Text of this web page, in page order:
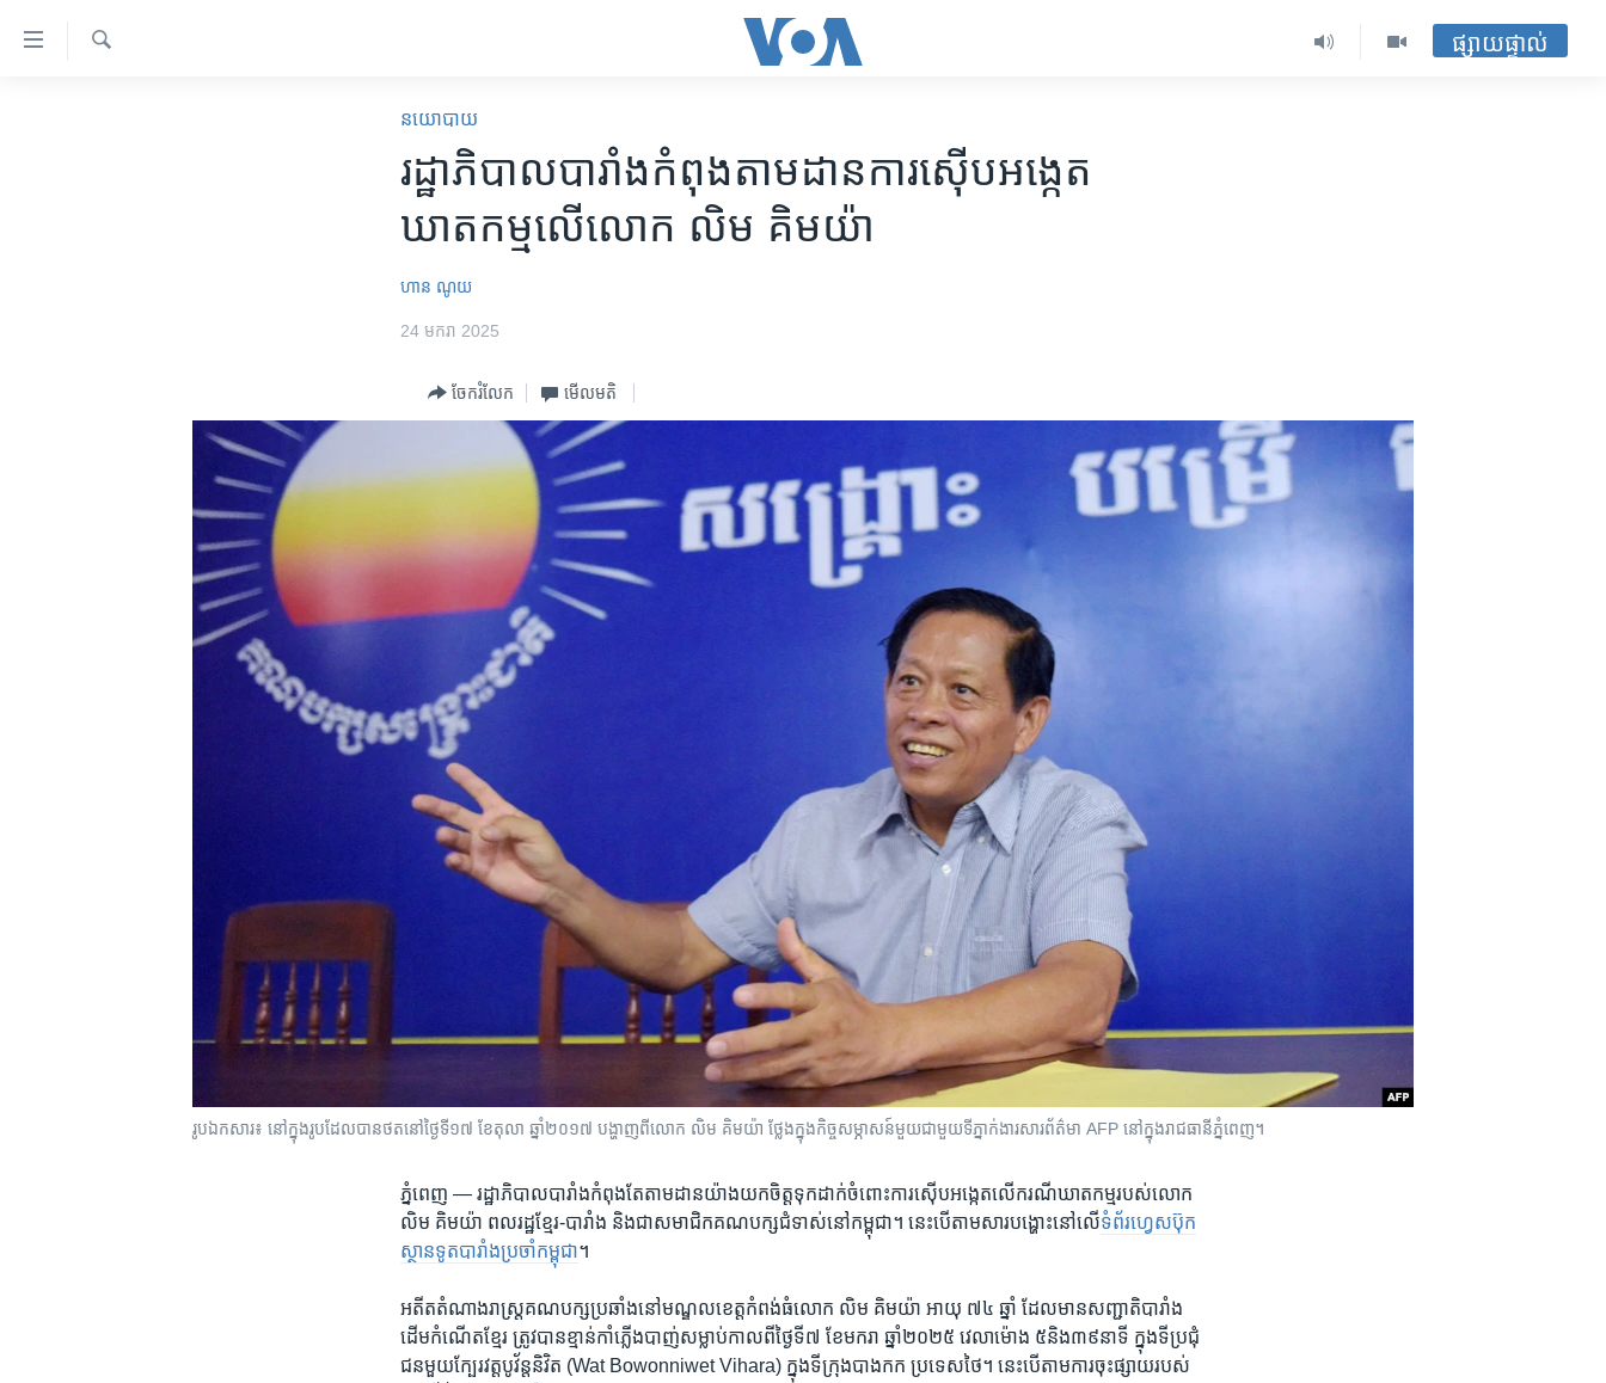
ទៅ​
ផ្សាយផ្ទាល់
នយោបាយ
រដ្ឋាភិបាល​បារាំង​កំពុង​តាមដាន​ការស៊ើបអង្កេត​
ឃាតកម្ម​លើ​លោក លិម គិមយ៉ា
ហាន ណូយ
24 មករា 2025
ចែករំលែក មើល​មតិ
រូបឯកសារ៖ នៅក្នុង​រូប​ដែល​បាន​ថត​នៅ​ថ្ងៃ​ទី​១៧ ខែ​តុលា ឆ្នាំ​២០១៧ បង្ហាញ​ពី​លោក លិម គិមយ៉ា ថ្លែង​ក្នុងកិច្ចសម្ភាសន៍​មួយ​ជាមួយ​ទីភ្នាក់ងារ​សារព័ត៌មា AFP នៅក្នុង​រាជធានី​ភ្នំពេញ។
ភ្នំពេញ —រដ្ឋាភិបាល​បារាំង​កំពុង​តែ​តាមដាន​យ៉ាង​យកចិត្ត​ទុក​ដាក់​ចំពោះ​ការ​ស៊ើប​អង្កេត​លើ​ករណី​ឃាតកម្ម​របស់​លោក ​
លិម គិមយ៉ា​ ពលរដ្ឋ​ខ្មែរ-បារាំង​ និង​ជា​សមាជិក​គណបក្ស​ជំទាស់​នៅ​កម្ពុជា។ ​នេះ​បើ​តាម​សារ​បង្ហោះ​នៅ​លើ​ទំព័រ​ហ្វេសប៊ុក​
ស្ថានទូត​បារាំង​ប្រចាំ​កម្ពុជា។​
អតីត​តំណាង​រាស្រ្ត​គណ​បក្ស​ប្រឆាំង​នៅ​មណ្ឌល​ខេត្ត​កំពង់ធំ​លោក ​លិម គិមយ៉ា ​អាយុ​ ៧៤​ ឆ្នាំ ​ដែល​មាន​សញ្ជាតិ​បារាំង​
ដើម​កំណើត​ខ្មែរ​ ត្រូវ​បាន​ខ្មាន់​កាំភ្លើង​បាញ់​សម្លាប់​កាល​ពី​ថ្ងៃ​ទី៧ ​ខែ​មករា ​ឆ្នាំ២០២៥ ​វេលា​ម៉ោង ​៥​និង​៣៩​នាទី ​ក្នុង​ទីប្រជុំ​
ជន​មួយក្បែរ​វត្ត​បូវ័ន្ត​និវិត​ (Wat Bowonniwet Vihara)​ ក្នុង​ទីក្រុង​បាងកក​ ប្រទេស​ថៃ។​ នេះ​បើ​តាម​ការ​ចុះ​ផ្សាយ​របស់​